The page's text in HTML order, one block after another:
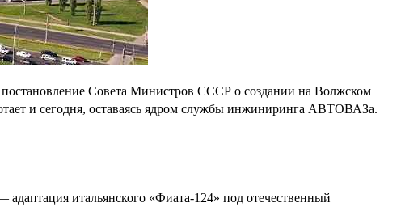
Совета Министров СССР о создании на Волжском
и сегодня, оставаясь ядром службы инжиниринга АВТОВАЗа.
итальянского «Фиата-124» под отечественный